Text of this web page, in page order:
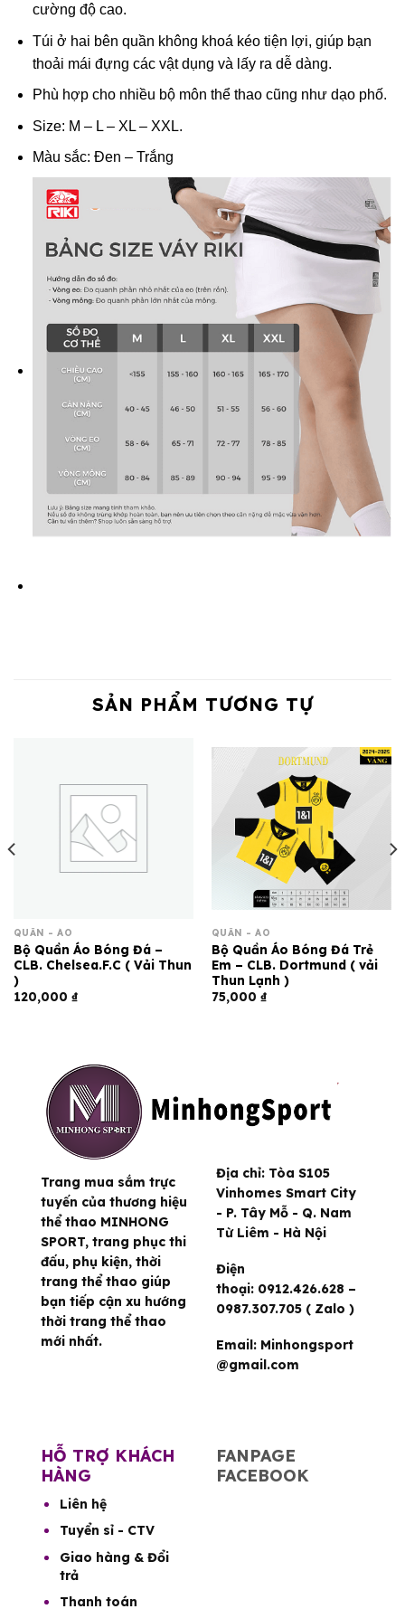
cường độ cao.
Túi ở hai bên quần không khoá kéo tiện lợi, giúp bạn
thoải mái đựng các vật dụng và lấy ra dễ dàng.
Phù hợp cho nhiều bộ môn thể thao cũng như dạo phố.
Size: M – L – XL – XXL.
Màu sắc: Đen – Trắng
SẢN PHẨM TƯƠNG TỰ
QUẦN - ÁO
Bộ Quần Áo Bóng Đá –
CLB. Chelsea.F.C ( Vải Thun
)
120,000 ₫
QUẦN - ÁO
Bộ Quần Áo Bóng Đá Trẻ
Em – CLB. Dortmund ( vải
Thun Lạnh )
75,000 ₫
Trang mua sắm trực
tuyến của thương hiệu
thể thao MINHONG
SPORT, trang phục thi
đấu, phụ kiện, thời
trang thể thao giúp
bạn tiếp cận xu hướng
thời trang thể thao
mới nhất.
Địa chỉ: Tòa S105
Vinhomes Smart City
- P. Tây Mỗ - Q. Nam
Từ Liêm - Hà Nội
Điện
thoại: 0912.426.628 –
0987.307.705 ( Zalo )
Email: Minhongsport
@gmail.com
HỖ TRỢ KHÁCH
HÀNG
Liên hệ
Tuyển sỉ - CTV
Giao hàng & Đổi
trả
Thanh toán
FANPAGE
FACEBOOK